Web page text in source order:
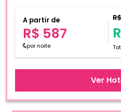
A partir de
R$ 587
por noite
Ver